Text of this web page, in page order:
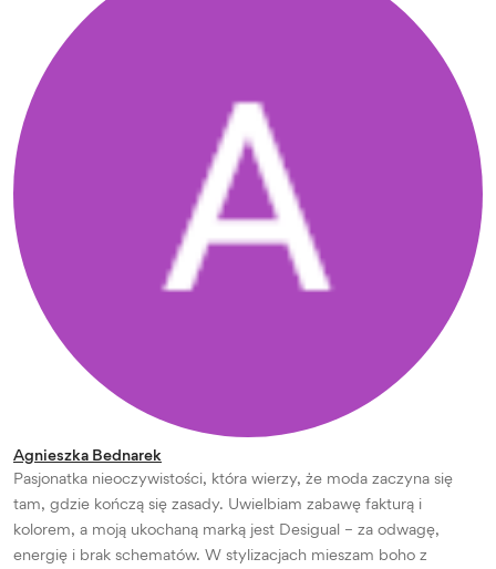
Agnieszka Bednarek
Pasjonatka nieoczywistości, która wierzy, że moda zaczyna się
tam, gdzie kończą się zasady. Uwielbiam zabawę fakturą i
kolorem, a moją ukochaną marką jest Desigual – za odwagę,
energię i brak schematów. W stylizacjach mieszam boho z